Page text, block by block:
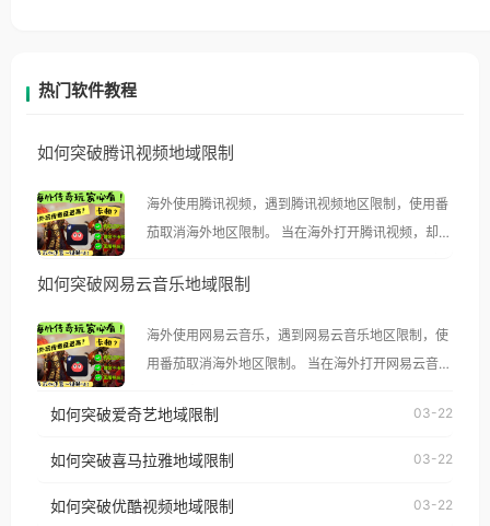
热门软件教程
如何突破腾讯视频地域限制
海外使用腾讯视频，遇到腾讯视频地区限制，使用番
茄取消海外地区限制。 当在海外打开腾讯视频，却突
示语。 海外用户如香港、澳门、台湾、美国、加拿
像其他音乐平台一样，出现地区及版权限制问题，且
仅能在中国大陆地区播放。 遇到这个问题的朋友们，
台湾、美国、加拿大、澳大利亚、欧洲等国家和地区
权限制所困扰。
如何突破网易云音乐地域限制
海外使用网易云音乐，遇到网易云音乐地区限制，使
用番茄取消海外地区限制。 当在海外打开网易云音
播放”的提示语。 海外用户如香港、澳门、台湾、美
制问题，且仅能在中国大陆地区播放。 遇到这个问题
如何突破爱奇艺地域限制 03-22
如何突破喜马拉雅地域限制 03-22
如何突破优酷视频地域限制 03-22